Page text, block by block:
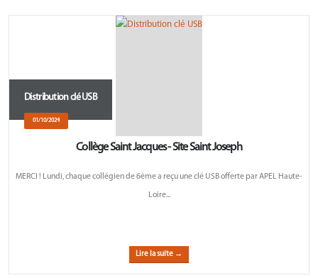
Distribution clé USB
01/10/2024
Collège Saint Jacques - Site Saint Joseph
MERCI ! Lundi, chaque collégien de 6ème a reçu une clé USB offerte par APEL Haute-
Loire...
Lire la suite →